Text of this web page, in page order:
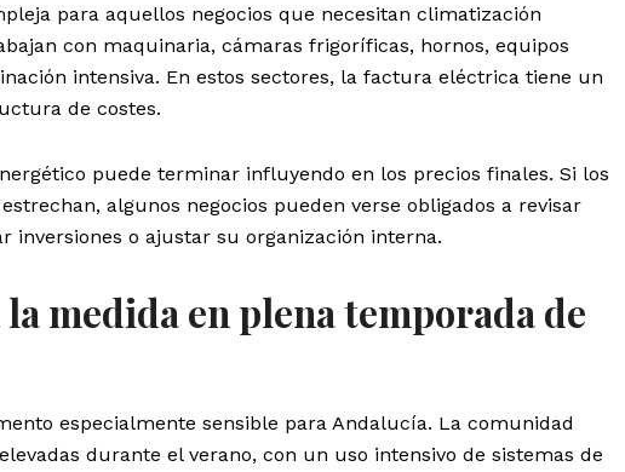
para aquellos negocios que necesitan climatización
con maquinaria, cámaras frigoríficas, hornos, equipos
intensiva. En estos sectores, la factura eléctrica tiene un
de costes.
puede terminar influyendo en los precios finales. Si los
algunos negocios pueden verse obligados a revisar
inversiones o ajustar su organización interna.
medida en plena temporada de
especialmente sensible para Andalucía. La comunidad
durante el verano, con un uso intensivo de sistemas de